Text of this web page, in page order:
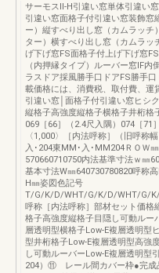
サーモスⅡ-H引違い窓単体引違い
引違い窓面格子付引違い窓装飾窓
ー）縦すべり出し窓（カムラッチ
ター）横すべり出し窓（カムラッ
げ下げ窓FS面格子付上げ下げ窓
（内押縁タイプ）ルーバー窓IF
ラスドア採風勝手口ドアFS勝手
載価格には、消費税、取付費、運
引違い窓│面格子付引違い窓ヒシ
縦格子高強度縦格子横格子井桁格
069［66］（2.4尺入隅）074［71
〈1,000〉［内法呼称］（旧呼称
入･204東MM･入･MM204ＲＯＷ
570660710750内法基準寸法ｗ㎜
基本寸法W㎜640730780820呼称
H㎜姿図色記号
T/G/K/D/WHT/G/K/D/WHT/G/K/
呼称［内法呼称］部材セット価格
格子高強度縦格子目隠し可動ルー
層透明型横格子Low-E複層透明型
型井桁格子Low-E複層透明型高強
し可動ルーバーLow-E複層透明型
204）⑪ レール間カバー枠●完成